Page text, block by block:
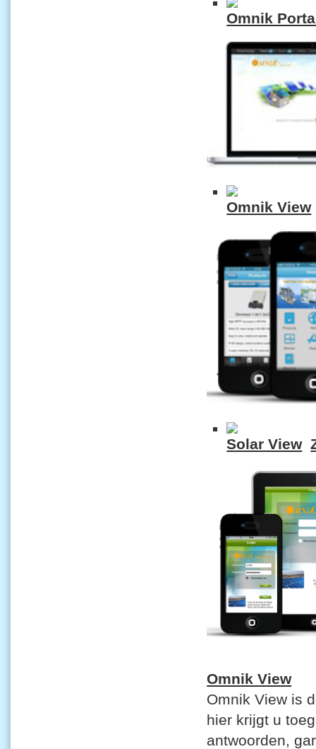
Omnik
Omnik View
Solar View
Omnik View
Omnik View is
hier krijgt u
antwoorden,